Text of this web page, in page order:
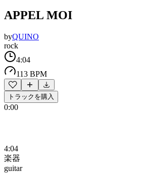
APPEL MOI
byQUINO
rock
4:04
113 BPM
トラックを購入
0:00
4:04
楽器
guitar